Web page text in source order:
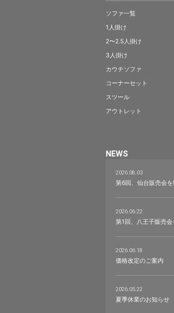
ソファ一覧
1人掛け
2〜2.5人掛け
3人掛け
カウチソファ
コーナーセット
スツール
アウトレット
NEWS
2026.08.03
第6回、仙台販売会を
2026.06.22
第1回、八王子販売会
2026.06.18
価格改定のご案内
2026.05.22
夏季休業のお知らせ